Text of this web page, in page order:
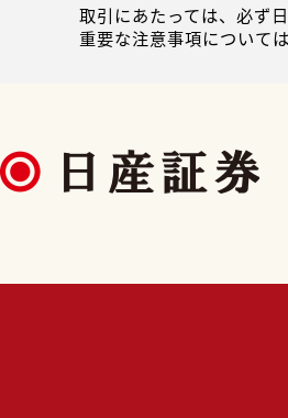
取引にあたっては、必ず
重要な注意事項については